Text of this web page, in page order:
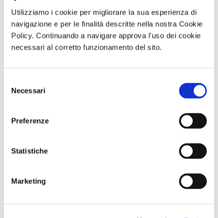
Utilizziamo i cookie per migliorare la sua esperienza di
navigazione e per le finalità descritte nella nostra Cookie
Policy. Continuando a navigare approva l'uso dei cookie
necessari al corretto funzionamento del sito.
delNecessari
Preferenze
Statistiche
Marketing
del Museo degli Innocenti
di Redazione Cralt Magazine
Le Matres Matutae e il
Museo Campano: il culto
di Redazione Cralt Magazine